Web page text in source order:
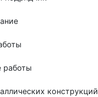
работы
конструкций